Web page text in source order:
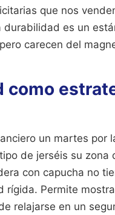
que nos
durabilidad es un
carecen del
como
un martes por
de jerséis su
con capucha no
rígida. Permite
relajarse en un